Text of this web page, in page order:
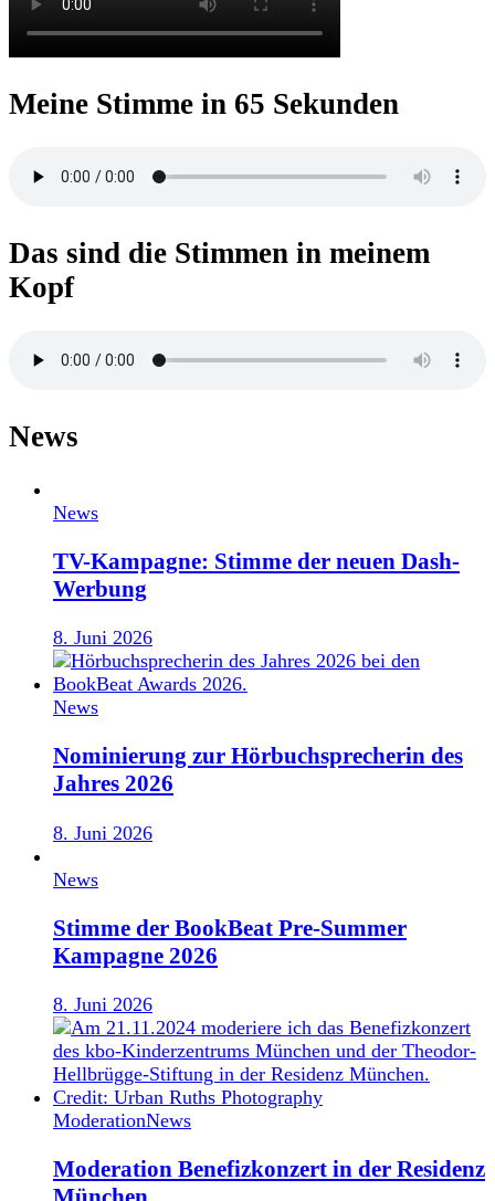
Meine Stimme in 65 Sekunden
Das sind die Stimmen in meinem
Kopf
News
News
TV-Kampagne: Stimme der neuen Dash-
Werbung
8. Juni 2026
News
Nominierung zur Hörbuchsprecherin des
Jahres 2026
8. Juni 2026
News
Stimme der BookBeat Pre-Summer
Kampagne 2026
8. Juni 2026
ModerationNews
Moderation Benefizkonzert in der Residenz